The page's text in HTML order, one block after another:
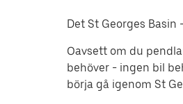
Det St Georges
Oavsett om du
behöver - ingen bil
börja gå igenom St